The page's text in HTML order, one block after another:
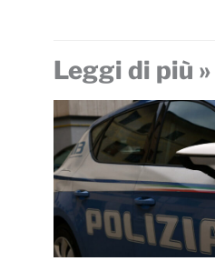
Leggi di più »